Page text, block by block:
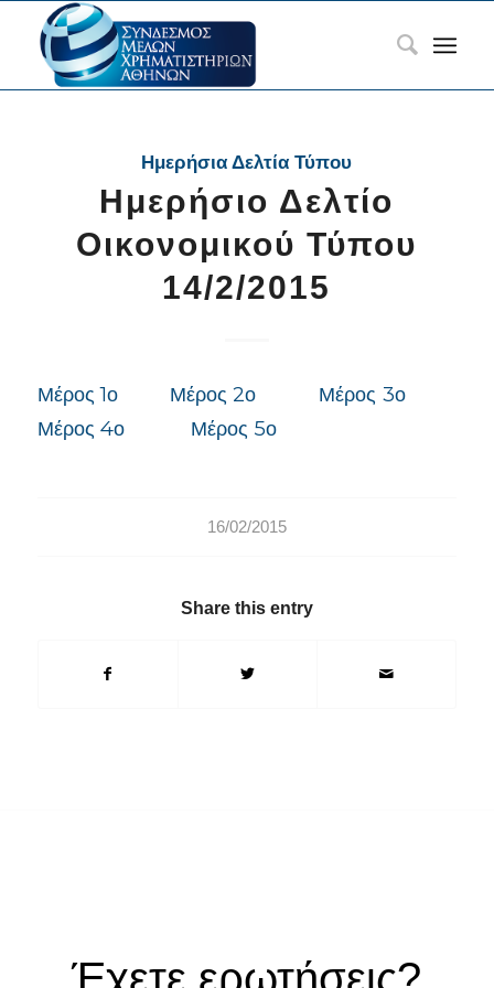
Ημερήσια Δελτία Τύπου
Ημερήσιο Δελτίο
Οικονομικού Τύπου
14/2/2015
Μέρος 1ο Μέρος 2ο
Μέρος 3ο
Μέρος 4ο
Μέρος 5ο
16/02/2015
Share this entry